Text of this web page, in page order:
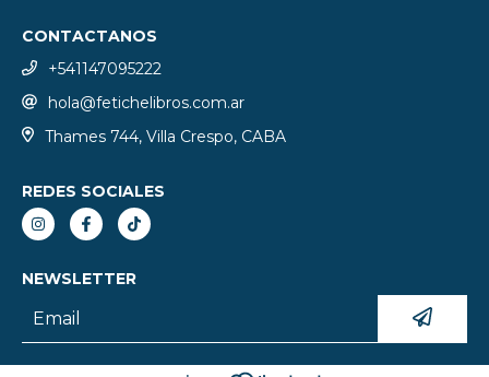
CONTACTANOS
+541147095222
hola@fetichelibros.com.ar
Thames 744, Villa Crespo, CABA
REDES SOCIALES
NEWSLETTER